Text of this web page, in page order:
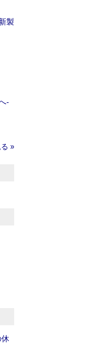
製
‐
»
休